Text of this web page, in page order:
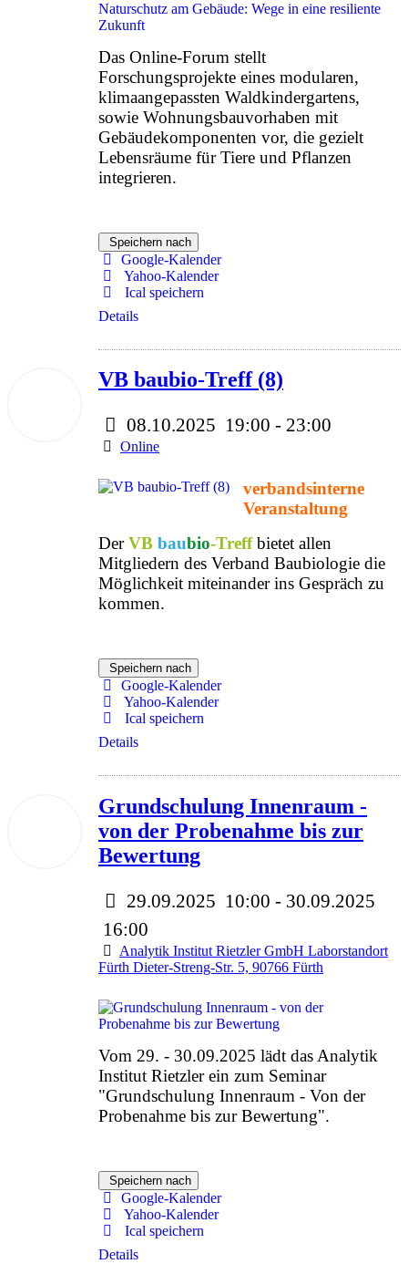
Das Online-Forum stellt
Forschungsprojekte eines modularen,
klimaangepassten Waldkindergartens,
sowie Wohnungsbauvorhaben mit
Gebäudekomponenten vor, die gezielt
Lebensräume für Tiere und Pflanzen
integrieren.
Speichern nach
Google-Kalender
Yahoo-Kalender
Ical speichern
Details
VB baubio-Treff (8)
08.10.2025 19:00 - 23:00
Online
verbandsinterne
Veranstaltung
DerVB baubio-Treffbietet allen
Mitgliedern des Verband Baubiologie die
Möglichkeit miteinander ins Gespräch zu
kommen.
Speichern nach
Google-Kalender
Yahoo-Kalender
Ical speichern
Details
Grundschulung Innenraum -
von der Probenahme bis zur
Bewertung
29.09.2025 10:00 - 30.09.2025
16:00
Analytik Institut Rietzler GmbH Laborstandort
Fürth Dieter-Streng-Str. 5, 90766 Fürth
Vom 29. - 30.09.2025 lädt das Analytik
Institut Rietzler ein zum Seminar
"Grundschulung Innenraum - Von der
Probenahme bis zur Bewertung".
Speichern nach
Google-Kalender
Yahoo-Kalender
Ical speichern
Details